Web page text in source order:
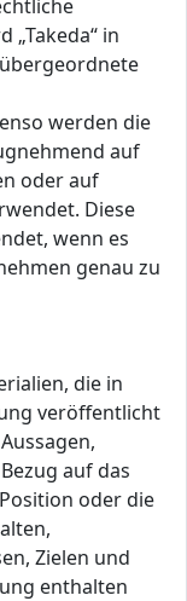
„Takeda“ in
werden die
auf
oder auf
Diese
wenn es
genau zu
die in
veröffentlicht
auf das
oder die
Zielen und
enthalten